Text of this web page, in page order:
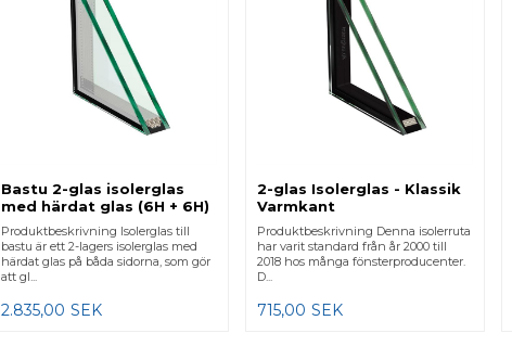
Bastu 2-glas isolerglas
med härdat glas (6H + 6H)
Produktbeskrivning Isolerglas till
bastu är ett 2-lagers isolerglas med
härdat glas på båda sidorna, som gör
att gl...
2.835,00 SEK
2-glas Isolerglas - Klassik
Varmkant
Produktbeskrivning Denna isolerruta
har varit standard från år 2000 till
2018 hos många fönsterproducenter.
D...
715,00 SEK